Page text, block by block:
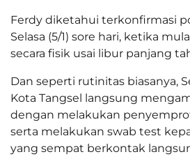
Ferdy diketahui terkonfirmasi
Selasa (5/1) sore hari, ketika
secara fisik usai libur panjang
Dan seperti rutinitas biasanya,
Kota Tangsel langsung
dengan melakukan
serta melakukan swab test
yang sempat berkontak